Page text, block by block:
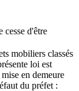
cesse d'être
mobiliers classés
loi est
en demeure
du préfet :